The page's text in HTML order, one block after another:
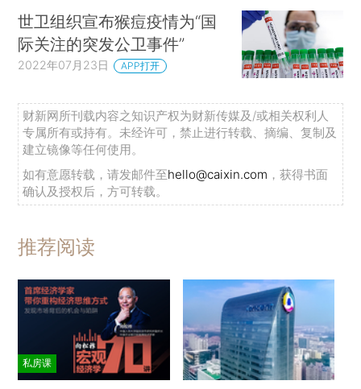
世卫组织宣布猴痘疫情为“国
际关注的突发公卫事件”
2022年07月23日 APP打开
财新网所刊载内容之知识产权为财新传媒及/或相关权利人
专属所有或持有。未经许可，禁止进行转载、摘编、复制及
建立镜像等任何使用。
如有意愿转载，请发邮件至hello@caixin.com ，获得书面
确认及授权后，方可转载。
推荐阅读
私房课